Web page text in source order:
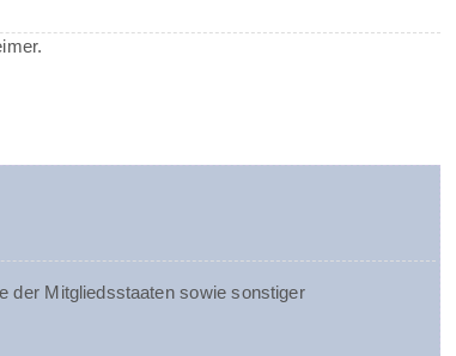
der Mitgliedsstaaten sowie sonstiger